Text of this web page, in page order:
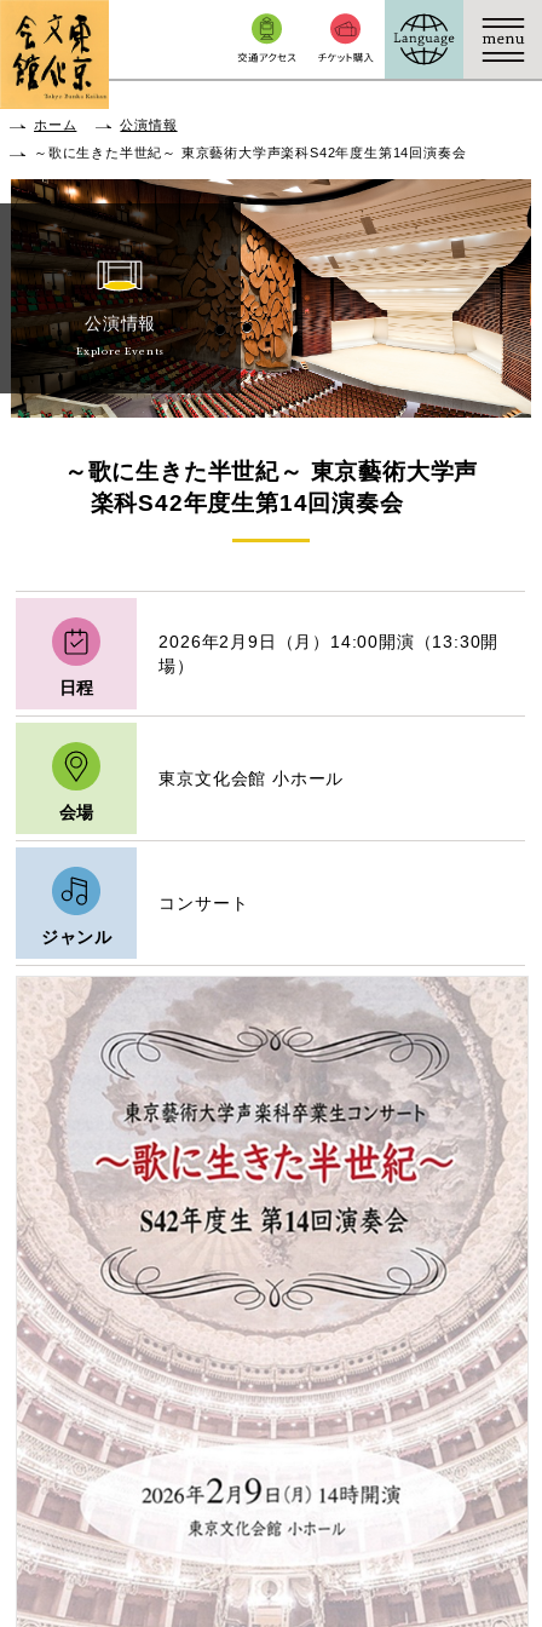
本文へ移動
ホーム
公演情報
～歌に生きた半世紀～ 東京藝術大学声楽科S42年度生第14回演奏会
公演情報
Explore Events
～歌に生きた半世紀～ 東京藝術大学声
楽科S42年度生第14回演奏会
日程
2026年2月9日（月）14:00開演（13:30開
場）
会場
東京文化会館 小ホール
ジャンル
コンサート